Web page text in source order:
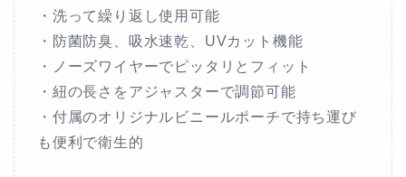
・洗って繰り返し使用可能
・防菌防臭、吸水速乾、UVカット機能
・ノーズワイヤーでピッタリとフィット
・紐の長さをアジャスターで調節可能
・付属のオリジナルビニールポーチで持ち運び
も便利で衛生的